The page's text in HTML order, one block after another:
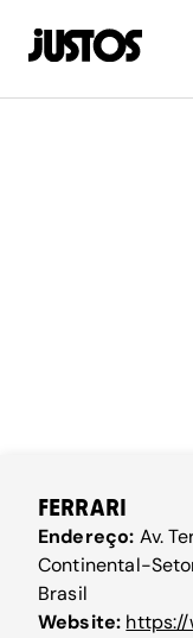
FERRARI
Endereço: Av.
Continental-
Brasil
Website: https://